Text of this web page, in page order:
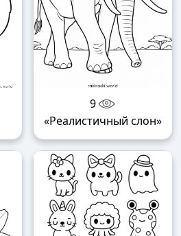
9
«Реалистичный слон»